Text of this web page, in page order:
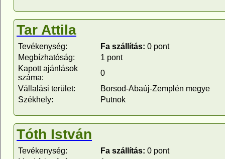
Tar Attila
Tevékenység: Fa szállítás: 0 pont
Megbízhatóság:
1 pont
Kapott ajánlások
száma:
0
Vállalási terület:
Borsod-Abaúj-Zemplén megye
Székhely:
Putnok
Tóth István
Tevékenység: Fa szállítás: 0 pont